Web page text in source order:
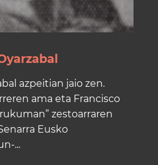
azpeitian jaio zen.
ama eta Francisco
zestoarraren
Eusko
...